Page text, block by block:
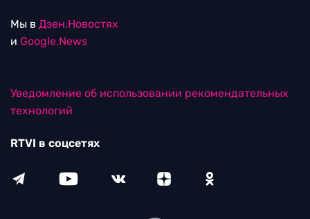
Мы в Дзен.Новостях
и Google.News
Уведомление об использовании рекомендательных
технологий
RTVI в соцсетях